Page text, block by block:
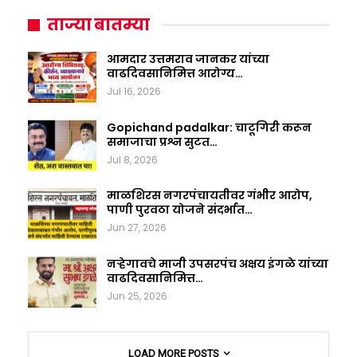
ताज्या बातम्या
आमदार उत्तमराव जानकर यांच्या
वाढदिवसानिमित्त आरोग्य…
Jul 16, 2026
Gopichand padalkar: चाटूगिरी करून
समाजाचा प्रश्न सुटत…
Jul 8, 2026
माळशिरस नगरपंचायतीवर गंभीर आरोप,
पाणी पुरवठा योजने संदर्भात…
Jun 27, 2026
नऱ्हेगावचे माजी उपसरपंच अक्षय इंगळे यांच्या
वाढदिवसानिमित्त…
Jun 25, 2026
LOAD MORE POSTS